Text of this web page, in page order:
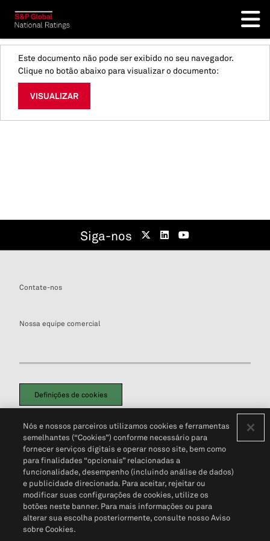
Este documento não pode ser exibido no seu navegador.
Clique no botão abaixo para visualizar o documento:
VISUALIZAR
Siga-nos
Contate-nos
Nossa equipe comercial
Definições de cookies
Política de PrivacidadePortal de privacidade do cliente (em inglês)
Não Venda Minhas Informações Pessoais© 2026 S&P Global
Nós e nossos parceiros utilizamos cookies e ferramentas
semelhantes (“Cookies”) conforme necessário para
fornecer serviços digitais e operar nosso site, bem como
para finalidades “opcionais” relacionadas a
funcionalidade, desempenho (incluindo análise de dados)
e publicidade direcionada. Para aceitar, rejeitar ou
modificar suas configurações de cookies, utilize os
botões neste banner. Para mais informações ou para
alterar sua escolha posteriormente, consulte nosso Aviso
sobre Cookies.